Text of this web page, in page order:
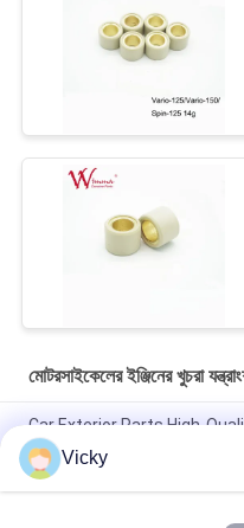
মোটরসাইকেলের ইঞ্জিনের খুচরা
Car Exterior Parts High-
CHANAN OSHAN​ Z6 Starry
স্টার্টার মোটর হন্ডা EX5 মোটরসাইকেল
Vicky